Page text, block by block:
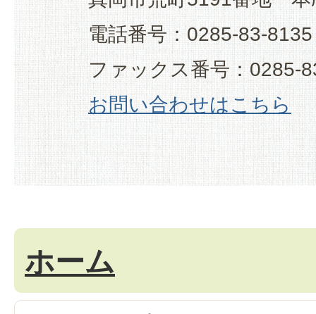
電話番号：0285-83-8135
ファックス番号：0285-
お問い合わせはこちら
ホーム